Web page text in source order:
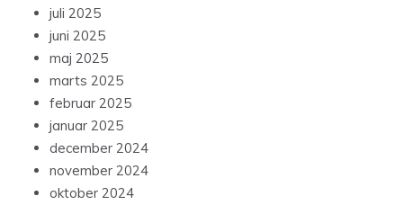
juli 2025
juni 2025
maj 2025
marts 2025
februar 2025
januar 2025
december 2024
november 2024
oktober 2024